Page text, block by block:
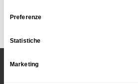
Preferenze
Statistiche
Marketing